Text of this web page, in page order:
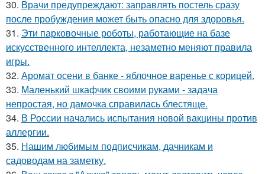
30. Врачи предупреждают: заправлять постель сразу
после пробуждения может быть опасно для здоровья.
31. Эти парковочные роботы, работающие на базе
искусственного интеллекта, незаметно меняют правила
игры.
32. Аромат осени в банке - яблочное варенье с корицей.
33. Маленький шкафчик своими руками - задача
непростая, но дамочка справилась блестяще.
34. В России начались испытания новой вакцины против
аллергии.
35. Нашим любимым подписчикам, дачникам и
садоводам на заметку.